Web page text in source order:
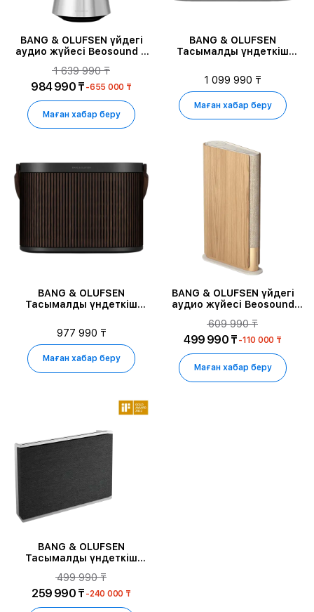
BANG & OLUFSEN үйдегі
аудио жүйесі Beosound 2
1 639 990 ₸
984 990 ₸ -655 000 ₸
Маған хабар беру
BANG & OLUFSEN
Тасымалды үндеткіш
Aluminium
1 099 990 ₸
Маған хабар беру
BANG & OLUFSEN
Тасымалды үндеткіш
977 990 ₸
Маған хабар беру
BANG & OLUFSEN үйдегі
аудио жүйесі Beosound
609 990 ₸
499 990 ₸ -110 000 ₸
Маған хабар беру
BANG & OLUFSEN
Тасымалды үндеткіш
сұр
499 990 ₸
259 990 ₸ -240 000 ₸